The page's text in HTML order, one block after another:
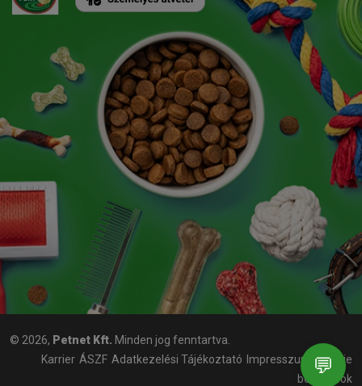
© 2026, Petnet Kft. Minden jog fenntartva.
Karrier ÁSZF Adatkezelési Tájékoztató Impresszum
Cookie
beállítások
💬